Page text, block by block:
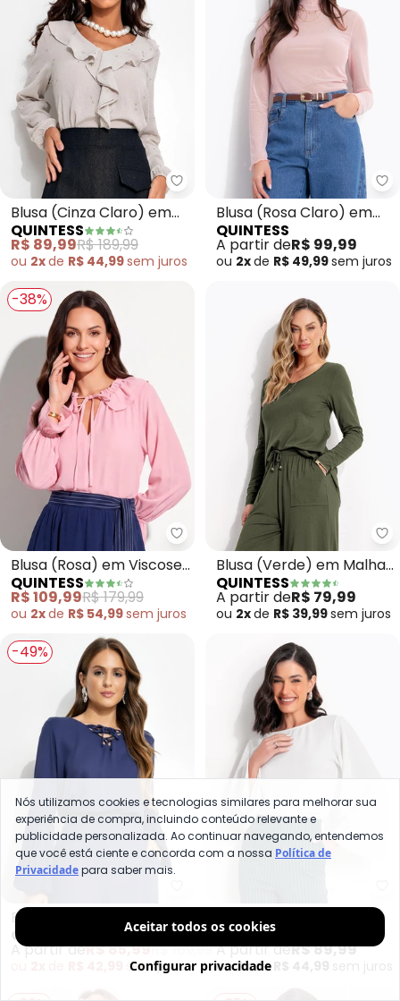
Quintess - Blusa (Cinza Claro)
Blusa (Cinza Claro) em
Tecido Plano Bordado
QUINTESS
R$ 89,99R$ 189,99
ou 2xde R$ 44,99sem juros
Blusa (Rosa Claro) em
Tule
QUINTESS
A partir deR$ 99,99
ou 2xde R$ 49,99sem juros
-38%
Quintess - Blusa (Rosa) em
Blusa (Rosa) em Viscose
Plana
QUINTESS
R$ 109,99R$ 179,99
ou 2xde R$ 54,99sem juros
Blusa (Verde) em Malha
de Viscose
QUINTESS
A partir deR$ 79,99
ou 2xde R$ 39,99sem juros
-49%
Blusa Manga Longa Azul
em Viscose com Decote
Transpassado e Elástico
QUINTESS
A partir deR$ 85,99R$ 169,99
semjuros
Blusa (Off White) em
QUINTESS
A partir deR$ 89,99
ou2xde
Nós utilizamos cookies e tecnologias similares para melhorar sua
experiência de compra, incluindo conteúdo relevante e
publicidade personalizada. Ao continuar navegando, entendemos
que você está ciente e concorda com a nossa Política de
Privacidadepara saber mais.
Aceitar todos os cookies
Configurar privacidade